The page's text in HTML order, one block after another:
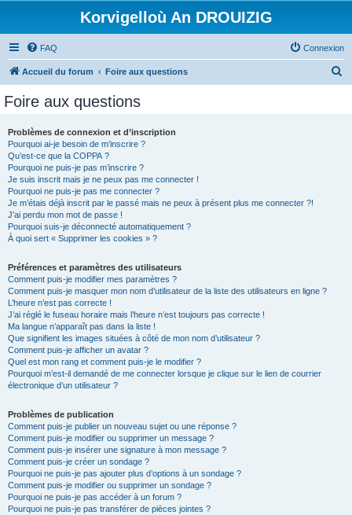
Korvigelloù An DROUIZIG
FAQ Connexion
Accueil du forum Foire aux questions
Foire aux questions
Problèmes de connexion et d’inscription
Pourquoi ai-je besoin de m’inscrire ?
Qu’est-ce que la COPPA ?
Pourquoi ne puis-je pas m’inscrire ?
Je suis inscrit mais je ne peux pas me connecter !
Pourquoi ne puis-je pas me connecter ?
Je m’étais déjà inscrit par le passé mais ne peux à présent plus me connecter ?!
J’ai perdu mon mot de passe !
Pourquoi suis-je déconnecté automatiquement ?
À quoi sert « Supprimer les cookies » ?
Préférences et paramètres des utilisateurs
Comment puis-je modifier mes paramètres ?
Comment puis-je masquer mon nom d’utilisateur de la liste des utilisateurs en ligne ?
L’heure n’est pas correcte !
J’ai réglé le fuseau horaire mais l’heure n’est toujours pas correcte !
Ma langue n’apparaît pas dans la liste !
Que signifient les images situées à côté de mon nom d’utilisateur ?
Comment puis-je afficher un avatar ?
Quel est mon rang et comment puis-je le modifier ?
Pourquoi m’est-il demandé de me connecter lorsque je clique sur le lien de courrier
électronique d’un utilisateur ?
Problèmes de publication
Comment puis-je publier un nouveau sujet ou une réponse ?
Comment puis-je modifier ou supprimer un message ?
Comment puis-je insérer une signature à mon message ?
Comment puis-je créer un sondage ?
Pourquoi ne puis-je pas ajouter plus d’options à un sondage ?
Comment puis-je modifier ou supprimer un sondage ?
Pourquoi ne puis-je pas accéder à un forum ?
Pourquoi ne puis-je pas transférer de pièces jointes ?